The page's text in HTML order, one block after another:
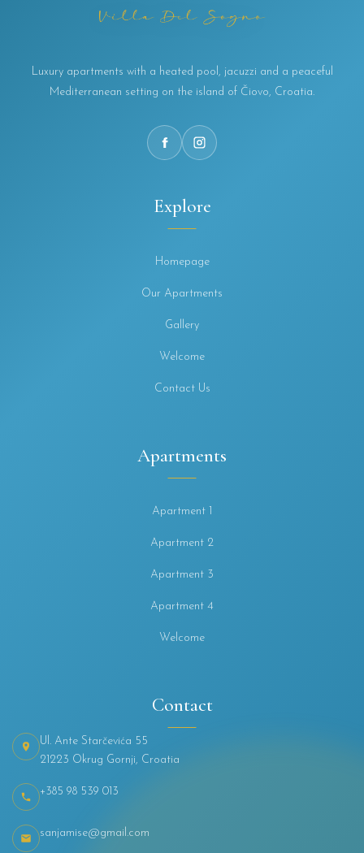
Luxury apartments with a heated pool, jacuzzi and a peaceful
Mediterranean setting on the island of Čiovo, Croatia.
Explore
Homepage
Our Apartments
Gallery
Welcome
Contact Us
Apartments
Apartment 1
Apartment 2
Apartment 3
Apartment 4
Welcome
Contact
Ul. Ante Starčevića 55
21223 Okrug Gornji, Croatia
+385 98 539 013
sanjamise@gmail.com